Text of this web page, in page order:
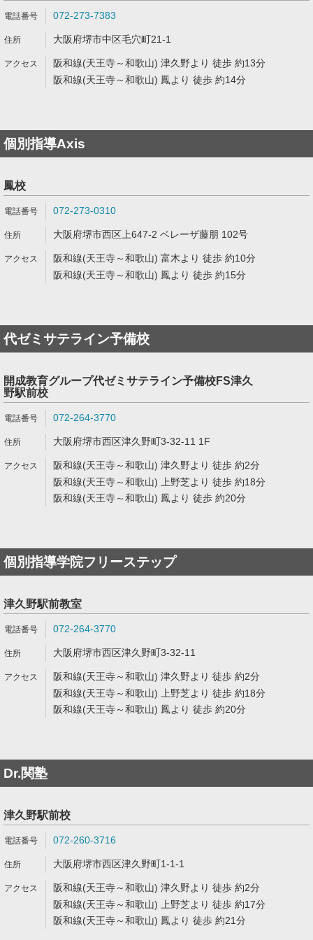
072-273-7383
大阪府堺市中区毛穴町21-1
阪和線(天王寺～和歌山) 津久野より 徒歩 約13分
阪和線(天王寺～和歌山) 鳳より 徒歩 約14分
個別指導Axis
鳳校
072-273-0310
大阪府堺市西区上647-2 ベレーザ藤朋 102号
阪和線(天王寺～和歌山) 富木より 徒歩 約10分
阪和線(天王寺～和歌山) 鳳より 徒歩 約15分
代ゼミサテライン予備校
開成教育グループ代ゼミサテライン予備校FS津久
野駅前校
072-264-3770
大阪府堺市西区津久野町3-32-11 1F
阪和線(天王寺～和歌山) 津久野より 徒歩 約2分
阪和線(天王寺～和歌山) 上野芝より 徒歩 約18分
阪和線(天王寺～和歌山) 鳳より 徒歩 約20分
個別指導学院フリーステップ
津久野駅前教室
072-264-3770
大阪府堺市西区津久野町3-32-11
阪和線(天王寺～和歌山) 津久野より 徒歩 約2分
阪和線(天王寺～和歌山) 上野芝より 徒歩 約18分
阪和線(天王寺～和歌山) 鳳より 徒歩 約20分
Dr.関塾
津久野駅前校
072-260-3716
大阪府堺市西区津久野町1-1-1
阪和線(天王寺～和歌山) 津久野より 徒歩 約2分
阪和線(天王寺～和歌山) 上野芝より 徒歩 約17分
阪和線(天王寺～和歌山) 鳳より 徒歩 約21分